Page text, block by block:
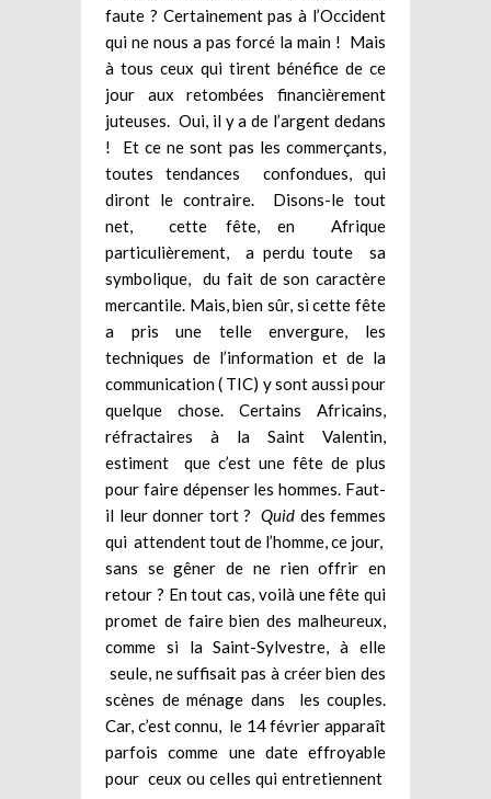
faute ? Certainement pas à l’Occident
qui ne nous a pas forcé la main ! Mais
à tous ceux qui tirent bénéfice de ce
jour aux retombées financièrement
juteuses. Oui, il y a de l’argent dedans
! Et ce ne sont pas les commerçants,
toutes tendances confondues, qui
diront le contraire. Disons-le tout
net, cette fête, en Afrique
particulièrement, a perdu toute sa
symbolique, du fait de son caractère
mercantile. Mais, bien sûr, si cette fête
a pris une telle envergure, les
techniques de l’information et de la
communication ( TIC) y sont aussi pour
quelque chose. Certains Africains,
réfractaires à la Saint Valentin,
estiment que c’est une fête de plus
pour faire dépenser les hommes. Faut-
il leur donner tort ? Quid des femmes
qui attendent tout de l’homme, ce jour,
sans se gêner de ne rien offrir en
retour ? En tout cas, voilà une fête qui
promet de faire bien des malheureux,
comme si la Saint-Sylvestre, à elle
seule, ne suffisait pas à créer bien des
scènes de ménage dans les couples.
Car, c’est connu, le 14 février apparaît
parfois comme une date effroyable
pour ceux ou celles qui entretiennent